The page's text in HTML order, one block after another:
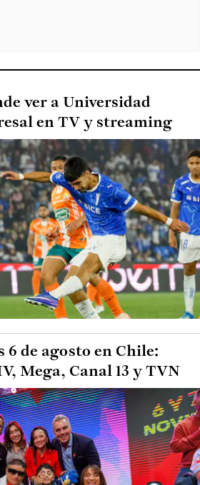
ver a Universidad
en TV y streaming
6 de agosto en Chile:
Mega, Canal 13 y TVN